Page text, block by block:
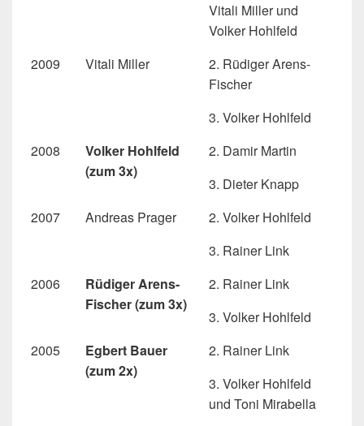
Vitali Miller und
Volker Hohlfeld
2009
Vitali Miller
2. Rüdiger Arens-
Fischer
3. Volker Hohlfeld
2008
Volker Hohlfeld
(zum 3x)
2. Damir Martin
3. Dieter Knapp
2007
Andreas Prager
2. Volker Hohlfeld
3. Rainer Link
2006
Rüdiger Arens-
Fischer (zum 3x)
2. Rainer Link
3. Volker Hohlfeld
2005
Egbert Bauer
(zum 2x)
2. Rainer Link
3. Volker Hohlfeld
und Toni Mirabella